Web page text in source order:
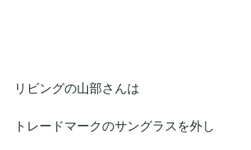
リビングの山部さんは
トレードマークのサングラスを外し